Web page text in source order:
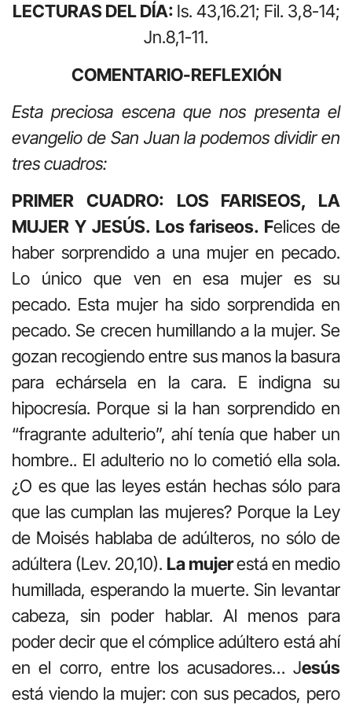
LECTURAS DEL DÍA: Is. 43,16.21; Fil. 3,8-14;
Jn.8,1-11.
COMENTARIO-REFLEXIÓN
Esta preciosa escena que nos presenta el
evangelio de San Juan la podemos dividir en
tres cuadros:
PRIMER CUADRO: LOS FARISEOS, LA
MUJER Y JESÚS. Los fariseos. Felices de
haber sorprendido a una mujer en pecado.
Lo único que ven en esa mujer es su
pecado. Esta mujer ha sido sorprendida en
pecado. Se crecen humillando a la mujer. Se
gozan recogiendo entre sus manos la basura
para echársela en la cara. E indigna su
hipocresía. Porque si la han sorprendido en
“fragrante adulterio”, ahí tenía que haber un
hombre.. El adulterio no lo cometió ella sola.
¿O es que las leyes están hechas sólo para
que las cumplan las mujeres? Porque la Ley
de Moisés hablaba de adúlteros, no sólo de
adúltera (Lev. 20,10). La mujerestá en medio
humillada, esperando la muerte. Sin levantar
cabeza, sin poder hablar. Al menos para
poder decir que el cómplice adúltero está ahí
en el corro, entre los acusadores… Jesús
está viendo la mujer: con sus pecados, pero